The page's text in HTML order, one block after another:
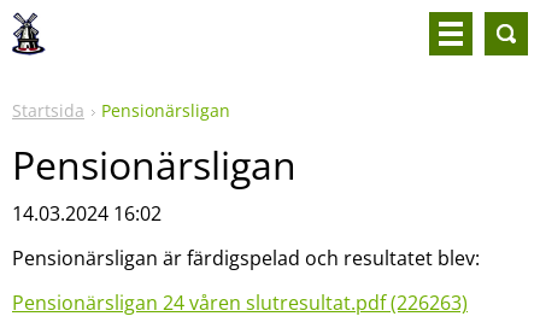
Startsida Pensionärsligan
Pensionärsligan
14.03.2024 16:02
Pensionärsligan är färdigspelad och resultatet blev:
Pensionärsligan 24 våren slutresultat.pdf (226263)